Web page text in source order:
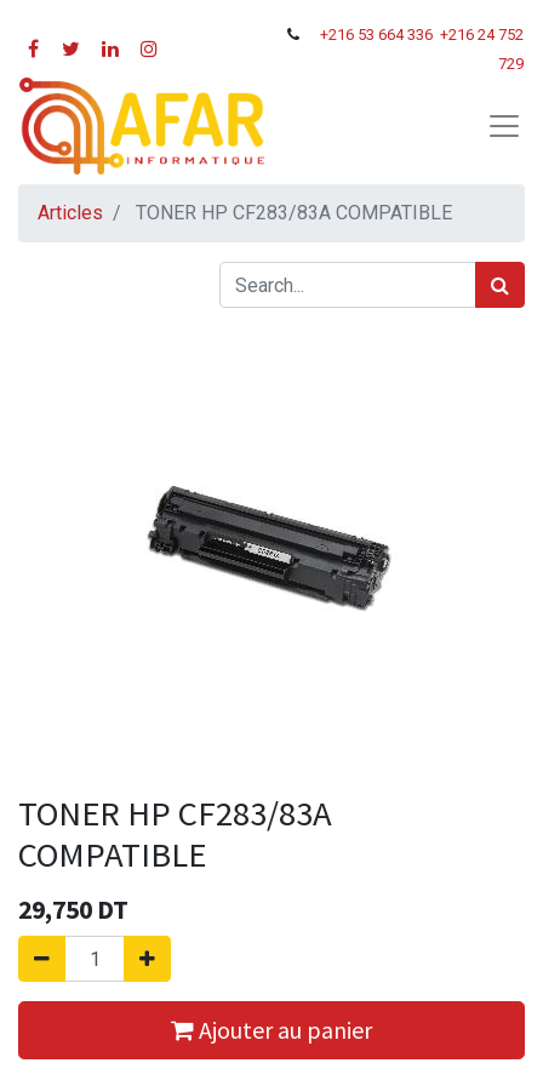
+216 53 664 336 +216 24 752
729
Articles TONER HP CF283/83A COMPATIBLE
TONER HP CF283/83A
COMPATIBLE
29,750 DT
Ajouter au panier